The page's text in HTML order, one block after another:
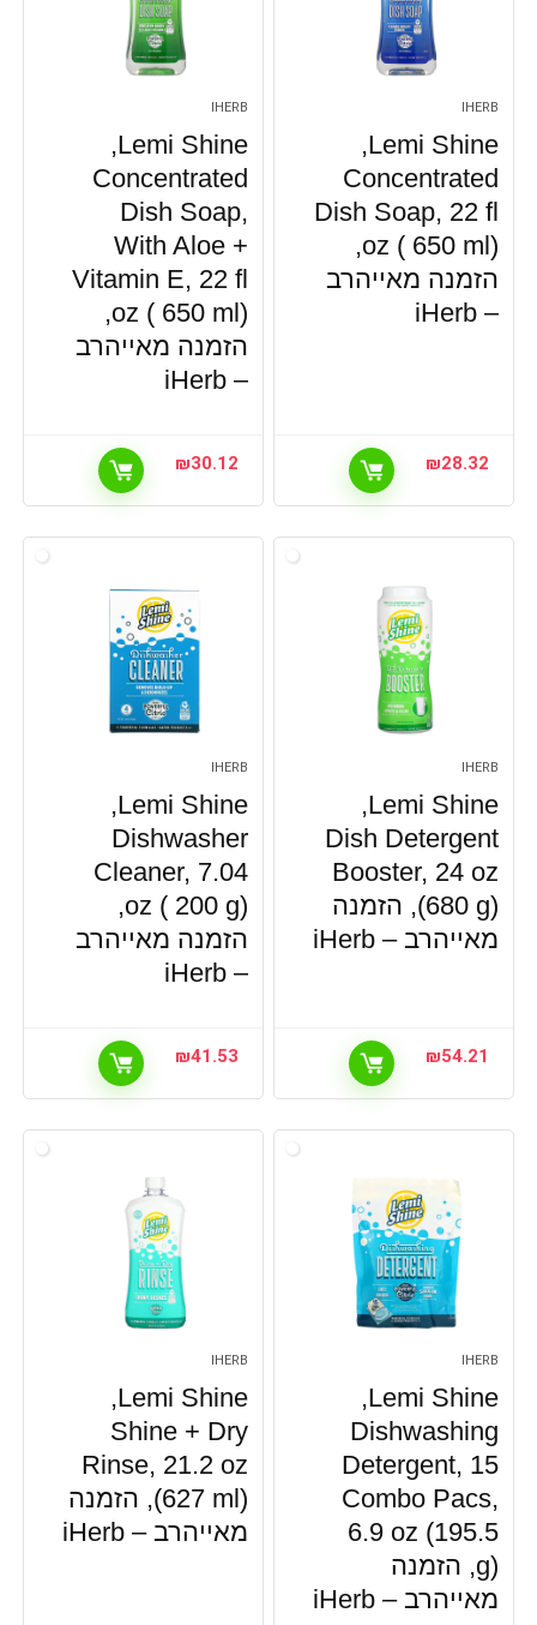
IHERB
Lemi Shine‏,
Concentrated
Dish Soap, 22 fl
oz ( 650 ml),
הזמנה מאייהרב
– iHerb
₪28.32
IHERB
Lemi Shine‏,
Concentrated
Dish Soap,
With Aloe +
Vitamin E, 22 fl
oz ( 650 ml),
הזמנה מאייהרב
– iHerb
₪30.12
IHERB
Lemi Shine‏,
Dish Detergent
Booster, 24 oz
(680 g), הזמנה
מאייהרב – iHerb
₪54.21
IHERB
Lemi Shine‏,
Dishwasher
Cleaner, 7.04
oz ( 200 g),
הזמנה מאייהרב
– iHerb
₪41.53
IHERB
Lemi Shine‏,
Dishwashing
Detergent, 15
Combo Pacs,
6.9 oz (195.5
g), הזמנה
מאייהרב – iHerb
IHERB
Lemi Shine‏,
Shine + Dry
Rinse, 21.2 oz
(627 ml), הזמנה
מאייהרב – iHerb